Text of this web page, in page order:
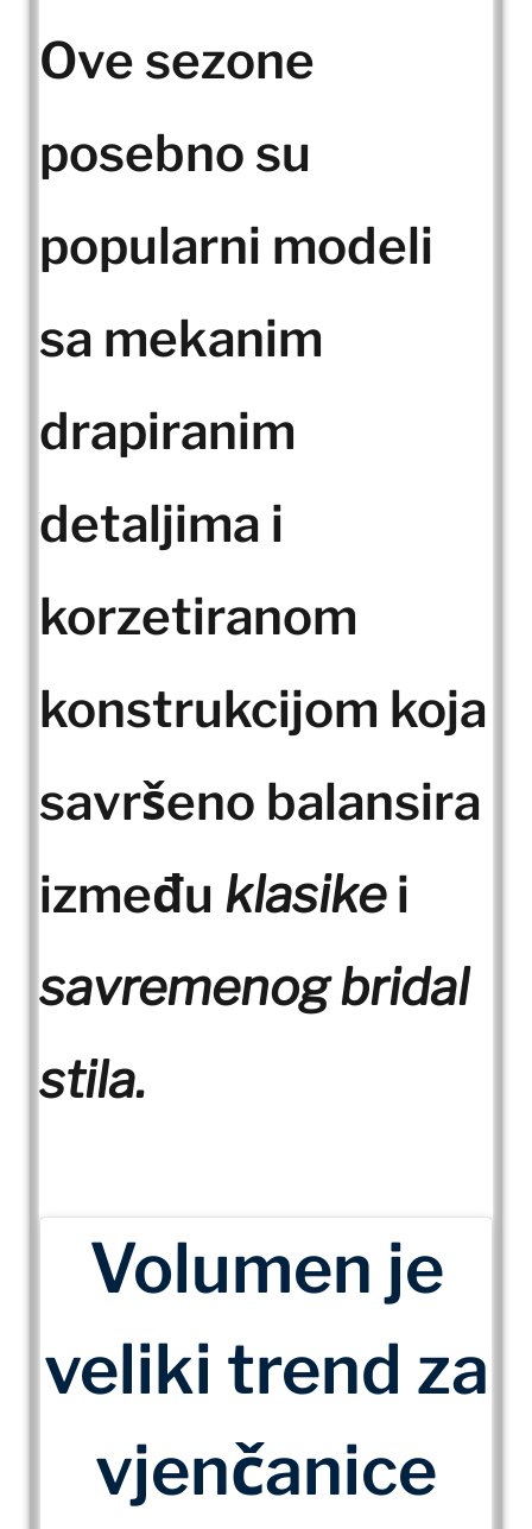
Ove sezone
posebno su
popularni modeli
sa mekanim
drapiranim
detaljima i
korzetiranom
konstrukcijom koja
savršeno balansira
između klasikei
savremenog bridal
stila.
Volumen je
veliki trend za
vjenčanice